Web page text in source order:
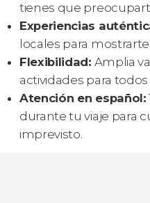
tienes que
Experiencias
locales para
Flexibilidad: Amplia
actividades para
Atención en español:
durante tu viaje para
imprevisto.